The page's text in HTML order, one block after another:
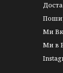
Ми
Ми в